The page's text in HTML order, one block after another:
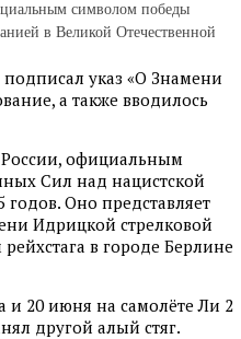
символом победы
в Великой Отечественной
указ «О Знамени
а также вводилось
России, официальным
Сил над нацистcкой
Оно представляет
Идрицкой стрелковой
в городе Берлине
и 20 июня на самолёте Ли 2
другой алый стяг.